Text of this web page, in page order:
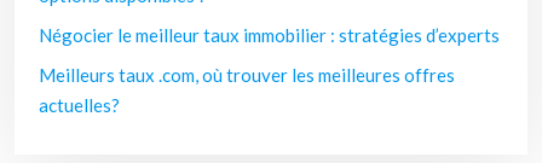
Négocier le meilleur taux immobilier : stratégies d’experts
Meilleurs taux .com, où trouver les meilleures offres
actuelles?